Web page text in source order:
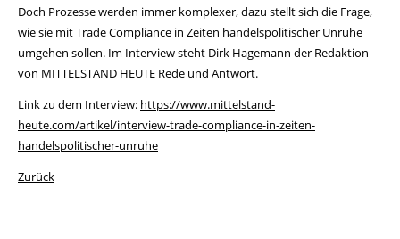
Doch Prozesse werden immer komplexer, dazu stellt sich die Frage,
wie sie mit Trade Compliance in Zeiten handelspolitischer Unruhe
umgehen sollen. Im Interview steht Dirk Hagemann der Redaktion
von MITTELSTAND HEUTE Rede und Antwort.
Link zu dem Interview: https://www.mittelstand-
heute.com/artikel/interview-trade-compliance-in-zeiten-
handelspolitischer-unruhe
Zurück